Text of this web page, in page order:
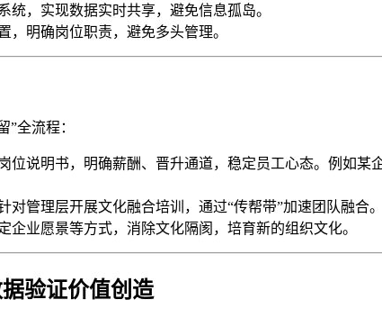
统，实现数据实时共享，避免信息孤岛。
，明确岗位职责，避免多头管理。
全流程：
位说明书，明确薪酬、晋升通道，稳定员工心态。例如
对管理层开展文化融合培训，通过“传帮带”加速团队融合。
企业愿景等方式，消除文化隔阂，培育新的组织文化。
验证价值创造